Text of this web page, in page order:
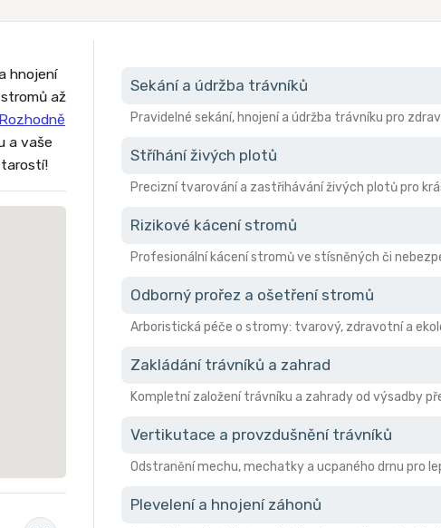
hnojení
až
Rozhodně
a vaše
Sekání a údržba trávníků
Pravidelné sekání, hnojení a údržba trávníku pro
Stříhání živých plotů
Precizní tvarování a zastřihávání živých plotů pro
Rizikové kácení stromů
Profesionální kácení stromů ve stísněných či
Odborný prořez a ošetření stromů
Arboristická péče o stromy: tvarový, zdravotní a
Zakládání trávníků a zahrad
Kompletní založení trávníku a zahrady od výsadby
Vertikutace a provzdušnění trávníků
Odstranění mechu, mechatky a ucpaného drnu pro
Plevelení a hnojení záhonů